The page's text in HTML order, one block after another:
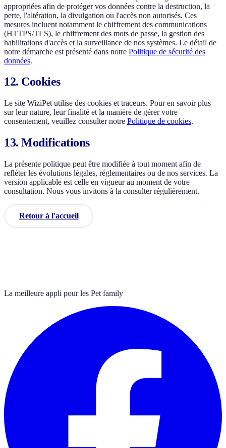
appropriées afin de protéger vos données contre la destruction, la
perte, l'altération, la divulgation ou l'accès non autorisés. Ces
mesures incluent notamment le chiffrement des communications
(HTTPS/TLS), le chiffrement des mots de passe, la gestion des
habilitations d'accès et la surveillance de nos systèmes. Le détail de
notre démarche est présenté dans notre Politique de sécurité des
données.
12. Cookies
Le site WiziPet utilise des cookies et traceurs. Pour en savoir plus
sur leur nature, leur finalité et la manière de gérer votre
consentement, veuillez consulter notre Politique de cookies.
13. Modifications
La présente politique peut être modifiée à tout moment afin de
refléter les évolutions légales, réglementaires ou de nos services. La
version applicable est celle en vigueur au moment de votre
consultation. Nous vous invitons à la consulter régulièrement.
Retour à l'accueil
La meilleure appli pour les Pet family